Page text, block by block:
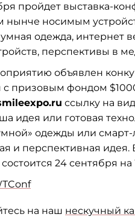
пройдет выставка-
нынче носимым
умная одежда, интернет
перспективы в
объявлен
с призовым фондом
ссылку на
идея или готовая
одежды или
и перспективная
24 сентября
на наш нескучный